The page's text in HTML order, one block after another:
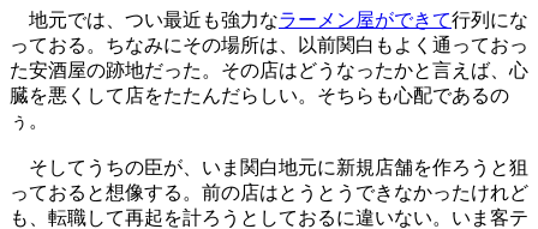
地元では、つい最近も強力なラーメン屋ができて行列にな
っておる。ちなみにその場所は、以前関白もよく通っておっ
た安酒屋の跡地だった。その店はどうなったかと言えば、心
臓を悪くして店をたたんだらしい。そちらも心配であるの
ぅ。
そしてうちの臣が、いま関白地元に新規店舗を作ろうと狙
っておると想像する。前の店はとうとうできなかったけれど
も、転職して再起を計ろうとしておるに違いない。いま客テ